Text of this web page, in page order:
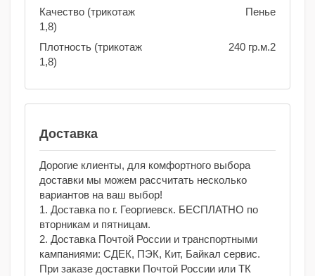
Качество (трикотаж
1,8)
Пенье
Плотность (трикотаж
1,8)
240 гр.м.2
Доставка
Дорогие клиенты, для комфортного выбора
доставки мы можем рассчитать несколько
вариантов на ваш выбор!
1. Доставка по г. Георгиевск. БЕСПЛАТНО по
вторникам и пятницам.
2. Доставка Почтой России и транспортными
кампаниями: СДЕК, ПЭК, Кит, Байкал сервис.
При заказе доставки Почтой России или ТК